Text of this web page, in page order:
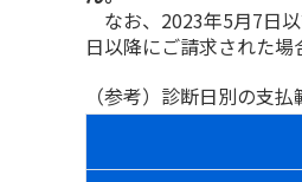
なお、2023年5月7日
日以降にご請求された場
（参考）診断日別の支払